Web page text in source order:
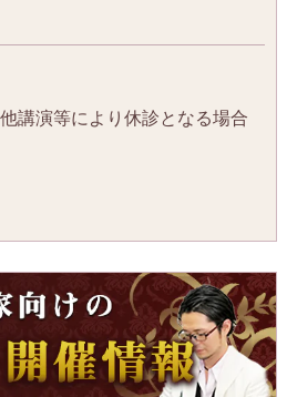
講演等により休診となる場合